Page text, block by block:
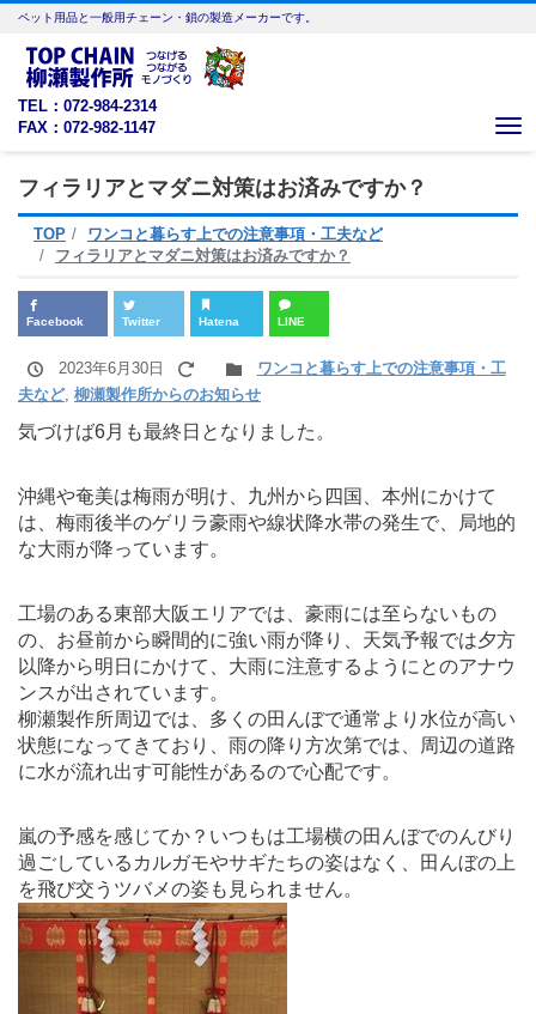
ペット用品と一般用チェーン・鎖の製造メーカーです。
TEL：072-984-2314
FAX：072-982-1147
フィラリアとマダニ対策はお済みですか？
TOP
ワンコと暮らす上での注意事項・工夫など
フィラリアとマダニ対策はお済みですか？
Facebook Twitter Hatena LINE
2023年6月30日
ワンコと暮らす上での注意事項・工
夫など, 柳瀬製作所からのお知らせ
気づけば6月も最終日となりました。
沖縄や奄美は梅雨が明け、九州から四国、本州にかけて
は、梅雨後半のゲリラ豪雨や線状降水帯の発生で、局地的
な大雨が降っています。
工場のある東部大阪エリアでは、豪雨には至らないもの
の、お昼前から瞬間的に強い雨が降り、天気予報では夕方
以降から明日にかけて、大雨に注意するようにとのアナウ
ンスが出されています。
柳瀬製作所周辺では、多くの田んぼで通常より水位が高い
状態になってきており、雨の降り方次第では、周辺の道路
に水が流れ出す可能性があるので心配です。
嵐の予感を感じてか？いつもは工場横の田んぼでのんびり
過ごしているカルガモやサギたちの姿はなく、田んぼの上
を飛び交うツバメの姿も見られません。